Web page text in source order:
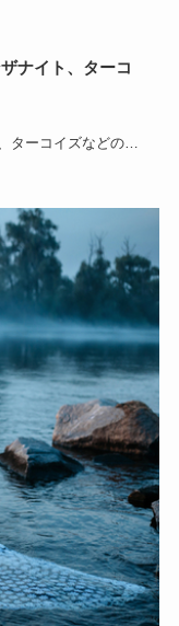
ナイト、ターコ
ターコイズなどの誕